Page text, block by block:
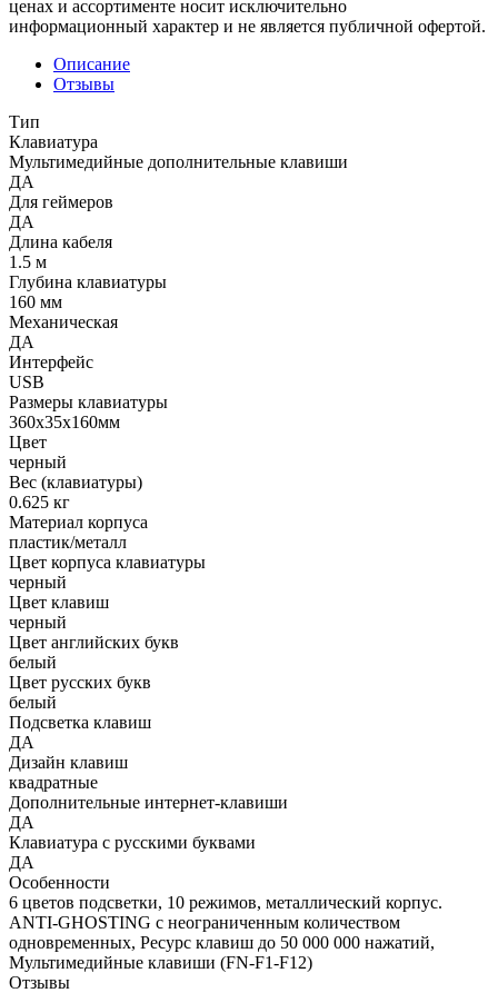
ценах и ассортименте носит исключительно
информационный характер и не является публичной офертой.
Описание
Отзывы
Тип
Клавиатура
Мультимедийные дополнительные клавиши
ДА
Для геймеров
ДА
Длина кабеля
1.5 м
Глубина клавиатуры
160 мм
Механическая
ДА
Интерфейс
USB
Размеры клавиатуры
360x35x160мм
Цвет
черный
Вес (клавиатуры)
0.625 кг
Материал корпуса
пластик/металл
Цвет корпуса клавиатуры
черный
Цвет клавиш
черный
Цвет английских букв
белый
Цвет русских букв
белый
Подсветка клавиш
ДА
Дизайн клавиш
квадратные
Дополнительные интернет-клавиши
ДА
Клавиатура с русскими буквами
ДА
Особенности
6 цветов подсветки, 10 режимов, металлический корпус.
ANTI-GHOSTING с неограниченным количеством
одновременных, Ресурс клавиш до 50 000 000 нажатий,
Мультимедийные клавиши (FN-F1-F12)
Отзывы